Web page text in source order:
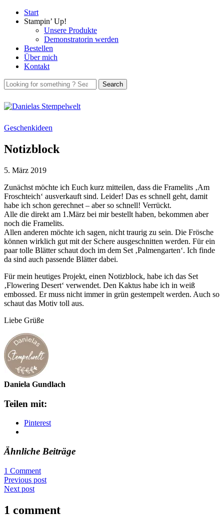
Start
Stampin’ Up!
Unsere Produkte
Demonstratorin werden
Bestellen
Über mich
Kontakt
Geschenkideen
Notizblock
5. März 2019
Zunächst möchte ich Euch kurz mitteilen, dass die Framelits ‚Am
Froschteich‘ ausverkauft sind. Leider! Das es schnell geht, damit
habe ich schon gerechnet – aber so schnell! Verrückt.
Alle die direkt am 1.März bei mir bestellt haben, bekommen aber
noch die Framelits.
Allen anderen möchte ich sagen, nicht traurig zu sein. Die Frösche
können wirklich gut mit der Schere ausgeschnitten werden. Für ein
paar tolle Blätter schaut doch im dem Set ‚Palmengarten‘. Ich finde
da sind auch passende Blätter dabei.
Für mein heutiges Projekt, einen Notizblock, habe ich das Set
‚Flowering Desert‘ verwendet. Den Kaktus habe ich in weiß
embossed. Er muss nicht immer in grün gestempelt werden. Auch so
schaut das Motiv toll aus.
Liebe Grüße
Daniela Gundlach
Teilen mit:
Pinterest
Ähnliche Beiträge
1 Comment
Previous post
Next post
1 comment